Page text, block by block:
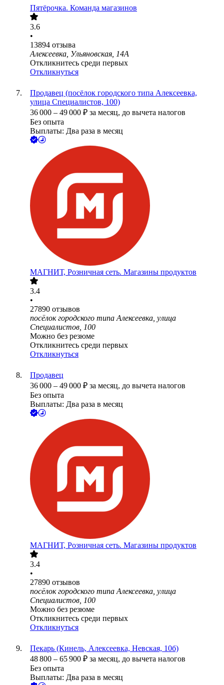
Пятёрочка. Команда магазинов
3.6
•
13894 отзыва
Алексеевка, Ульяновская, 14А
Откликнитесь среди первых
Откликнуться
Продавец (посёлок городского типа Алексеевка,
улица Специалистов, 100)
36 000 – 49 000 ₽ за месяц, до вычета налогов
Без опыта
Выплаты: Два раза в месяц
МАГНИТ, Розничная сеть. Магазины продуктов
3.4
•
27890 отзывов
посёлок городского типа Алексеевка, улица
Специалистов, 100
Можно без резюме
Откликнитесь среди первых
Откликнуться
Продавец
36 000 – 49 000 ₽ за месяц, до вычета налогов
Без опыта
Выплаты: Два раза в месяц
МАГНИТ, Розничная сеть. Магазины продуктов
3.4
•
27890 отзывов
посёлок городского типа Алексеевка, улица
Специалистов, 100
Можно без резюме
Откликнитесь среди первых
Откликнуться
Пекарь (Кинель, Алексеевка, Невская, 10б)
48 800 – 65 900 ₽ за месяц, до вычета налогов
Без опыта
Выплаты: Два раза в месяц